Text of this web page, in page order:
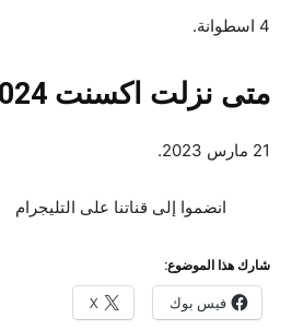
4 اسطوانة.
متى نزلت اكسنت 2024؟
21 مارس 2023.
انضموا إلى قناتنا على التليجرام
شارك هذا الموضوع:
فيس بوك X